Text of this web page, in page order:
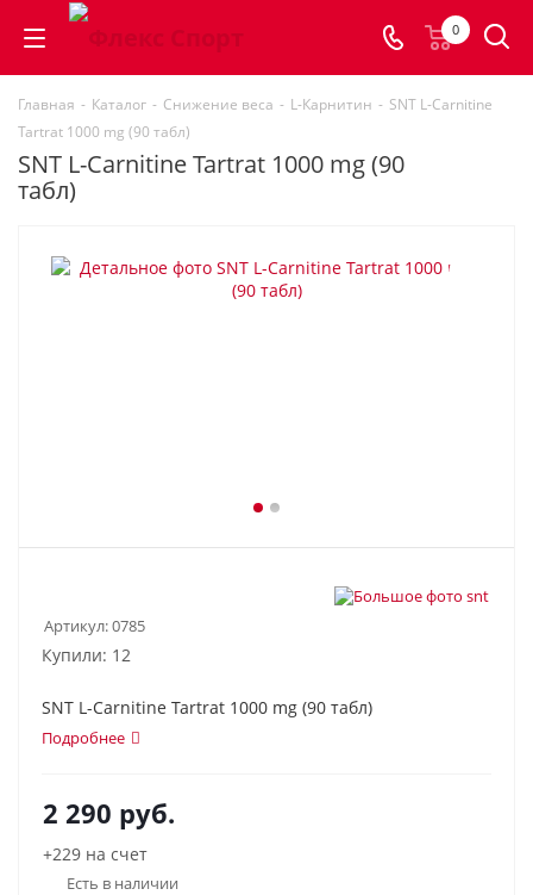
0
Главная - Каталог - Снижение веса - L-Карнитин - SNT L-Carnitinе
Tartrat 1000 mg (90 табл)
SNT L-Carnitinе Tartrat 1000 mg (90
табл)
Артикул:0785
Купили: 12
SNT L-Carnitinе Tartrat 1000 mg (90 табл)
Подробнее
2 290 руб.
+229 на счет
Есть в наличии